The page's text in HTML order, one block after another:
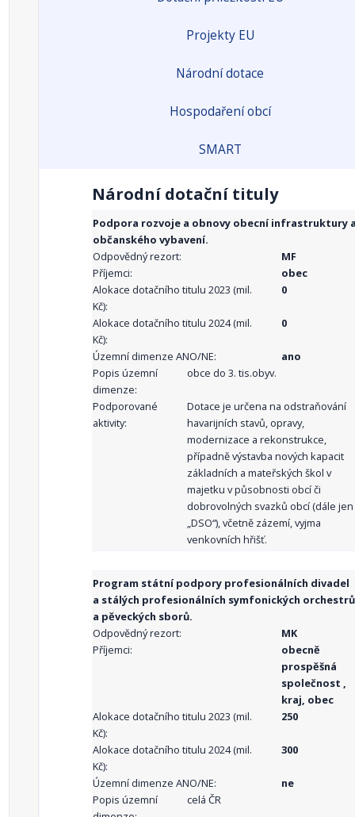
Projekty EU
Národní dotace
Hospodaření obcí
SMART
Národní dotační tituly
Podpora rozvoje a obnovy obecní infrastruktury
občanského vybavení.
Odpovědný rezort:
MF
Příjemci:
obec
Alokace dotačního titulu 2023 (mil.
Kč):
0
Alokace dotačního titulu 2024 (mil.
Kč):
0
Územní dimenze ANO/NE:
ano
Popis územní
dimenze:
obce do 3. tis.obyv.
Podporované
aktivity:
Dotace je určena na odstraňování
havarijních stavů, opravy,
modernizace a rekonstrukce,
případně výstavba nových kapacit
základních a mateřských škol v
majetku v působnosti obcí či
dobrovolných svazků obcí (dále jen
„DSO“), včetně zázemí, vyjma
venkovních hřišť.
Program státní podpory profesionálních divadel
a stálých profesionálních symfonických orchestrů
a pěveckých sborů.
Odpovědný rezort:
MK
Příjemci:
obecně
prospěšná
společnost ,
kraj, obec
Alokace dotačního titulu 2023 (mil.
Kč):
250
Alokace dotačního titulu 2024 (mil.
Kč):
300
Územní dimenze ANO/NE:
ne
Popis územní
celá ČR